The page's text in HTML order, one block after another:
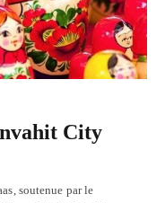
City
soutenue par le